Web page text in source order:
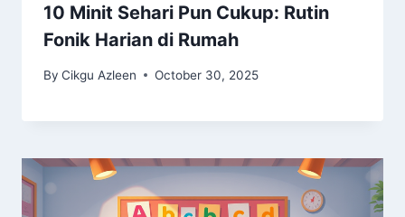
10 Minit Sehari Pun Cukup: Rutin
Fonik Harian di Rumah
By Cikgu Azleen October 30, 2025